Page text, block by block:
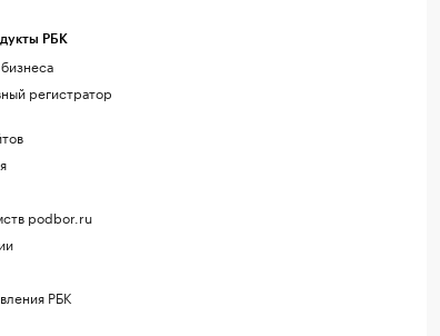
РБК
регистратор
podbor.ru
РБК